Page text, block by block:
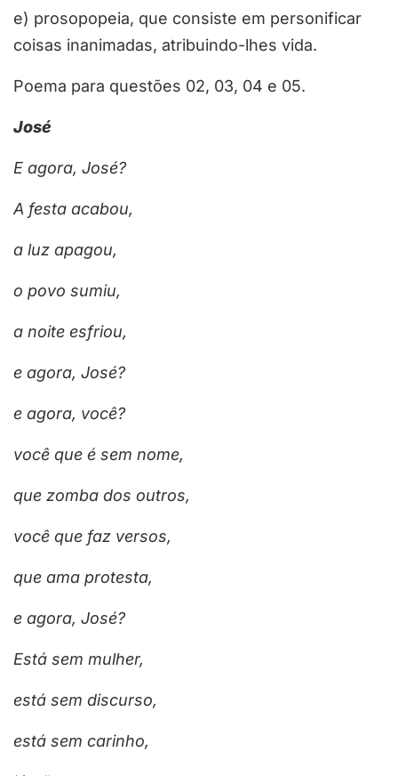
e) prosopopeia, que consiste em personificar
coisas inanimadas, atribuindo-lhes vida.
Poema para questões 02, 03, 04 e 05.
José
E agora, José?
A festa acabou,
a luz apagou,
o povo sumiu,
a noite esfriou,
e agora, José?
e agora, você?
você que é sem nome,
que zomba dos outros,
você que faz versos,
que ama protesta,
e agora, José?
Está sem mulher,
está sem discurso,
está sem carinho,